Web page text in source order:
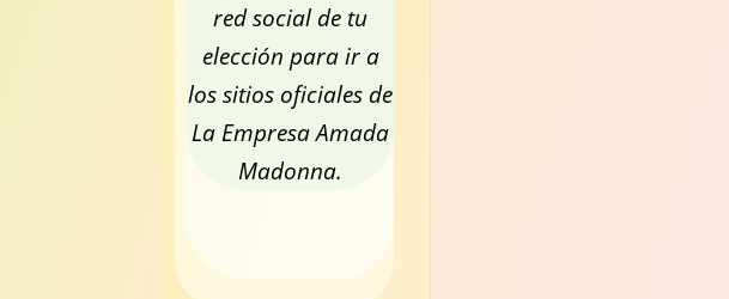
red social de tu
elección para ir a
los sitios oficiales de
La Empresa Amada
Madonna.